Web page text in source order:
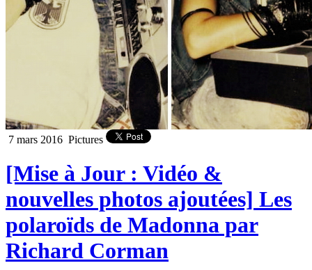
7 mars 2016 Pictures
[Mise à Jour : Vidéo &
nouvelles photos ajoutées] Les
polaroïds de Madonna par
Richard Corman